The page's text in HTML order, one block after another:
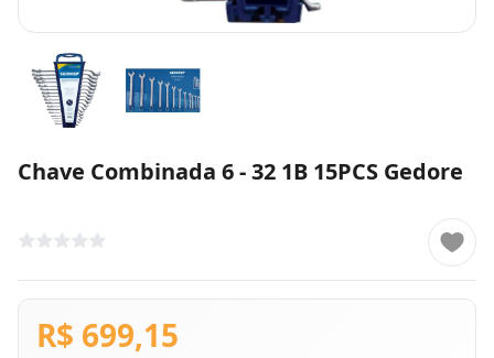
Chave Combinada 6 - 32 1B 15PCS Gedore
R$ 699,15